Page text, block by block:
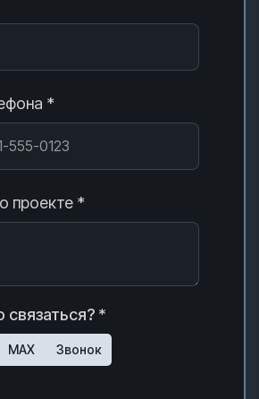
*
проекте *
связаться? *
MAX Звонок